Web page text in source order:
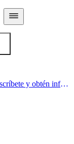
Acá comienza un estilo de vida saludable. Subscríbete y obtén información de primera mano